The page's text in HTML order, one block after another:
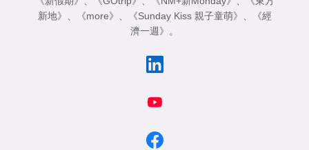
新地》
《more》 《Sunday Kiss 親子童萌》
《經
濟一週》
。